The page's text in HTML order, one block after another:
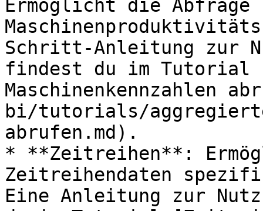
Ermöglicht die
Schritt-Anleitung zur
findest du im Tutorial
Maschinenkennzahlen
bi/tutorials/
abrufen.md).
* **Zeitreihen**:
Zeitreihendaten
Eine Anleitung zur